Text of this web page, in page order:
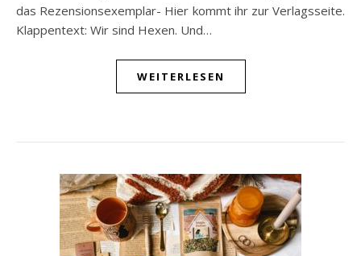
das Rezensionsexemplar- Hier kommt ihr zur Verlagsseite.
Klappentext: Wir sind Hexen. Und…
WEITERLESEN